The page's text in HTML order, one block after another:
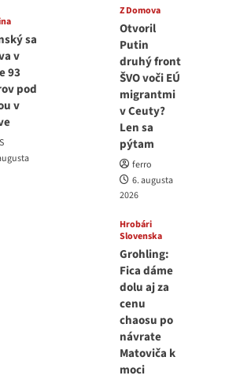
sa
v
93
pod
v
Z Domova
Otvoril
Putin
druhý front
ŠVO voči EÚ
migrantmi
v Ceuty?
Len sa
pýtam
ferro
6. augusta
2026
Hrobári
Slovenska
Grohling:
Fica dáme
dolu aj za
cenu
chaosu po
návrate
Matoviča k
moci